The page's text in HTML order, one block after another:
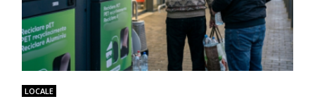
LOCALE